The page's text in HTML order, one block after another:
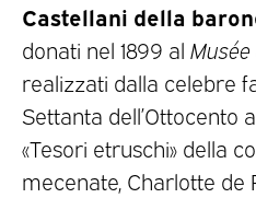
Castellani della
donati nel 1899 al
realizzati dalla celebre
Settanta
«Tesori etruschi» della
mecenate, Charlotte de